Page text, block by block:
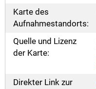
Karte des
Aufnahmestandorts:
Quelle und Lizenz
der Karte:
Direkter Link zur